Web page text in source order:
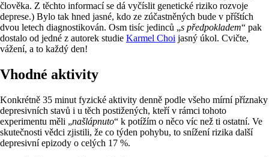
člověka. Z těchto informací se dá vyčíslit genetické riziko rozvoje
deprese.) Bylo tak hned jasné, kdo ze zúčastněných bude v příštích
dvou letech diagnostikován. Osm tisíc jedinců „s předpokladem“ pak
dostalo od jedné z autorek studie Karmel Choi jasný úkol. Cvičte,
vážení, a to každý den!
Vhodné aktivity
Konkrétně 35 minut fyzické aktivity denně podle všeho mírní příznaky
depresivních stavů i u těch postižených, kteří v rámci tohoto
experimentu měli „našlápnuto“ k potížím o něco víc než ti ostatní. Ve
skutečnosti vědci zjistili, že co týden pohybu, to snížení rizika další
depresivní epizody o celých 17 %.